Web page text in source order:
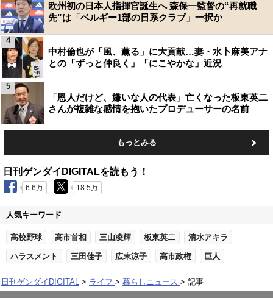
欧州初の日本人指揮官誕生へ 森保一監督の“再就職
先”は「ベルギー1部の日系クラブ」一択か
中村倫也が「風、薫る」に大貢献…妻・水卜麻美アナ
との「ずっと仲良く」「にこやかな」近況
4
「恩人だけど、嫌いな人の代表」亡くなった板東英二
さんが複雑な感情を抱いたプロデューサーの名前
5
もっとみる
日刊ゲンダイDIGITALを読もう！
6.6万 18.5万
人気キーワード
高校野球 高市首相 三山凌輝 板東英二 清水アキラ
ハラスメント 三田佳子 広末涼子 高市政権 巨人
日刊ゲンダイDIGITAL ライフ 暮らしニュース 記事